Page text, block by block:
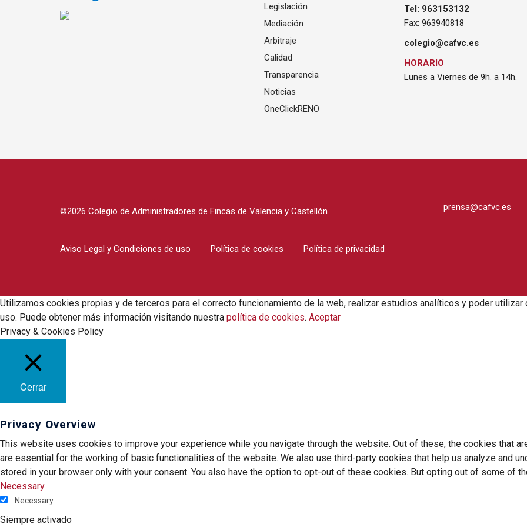
Legislación
Mediación
Arbitraje
Calidad
Transparencia
Noticias
OneClickRENO
Tel: 963153132
Fax: 963940818
colegio@cafvc.es
HORARIO
Lunes a Viernes de 9h. a 14h.
©2026 Colegio de Administradores de Fincas de Valencia y Castellón prensa@cafvc.es
Aviso Legal y Condiciones de uso Política de cookies Política de privacidad
Utilizamos cookies propias y de terceros para el correcto funcionamiento de la web, realizar estudios analíticos y poder
uso. Puede obtener más información visitando nuestra política de cookies. Aceptar
Privacy & Cookies Policy
Cerrar
Privacy Overview
This website uses cookies to improve your experience while you navigate through the website. Out of these, the cookies that
are essential for the working of basic functionalities of the website. We also use third-party cookies that help us analyze and
stored in your browser only with your consent. You also have the option to opt-out of these cookies. But opting out of some of
Necessary
Necessary
Siempre activado